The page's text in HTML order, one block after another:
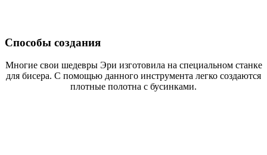
Способы создания
Многие свои шедевры Эри изготовила на специальном станке
для бисера. С помощью данного инструмента легко создаются
плотные полотна с бусинками.